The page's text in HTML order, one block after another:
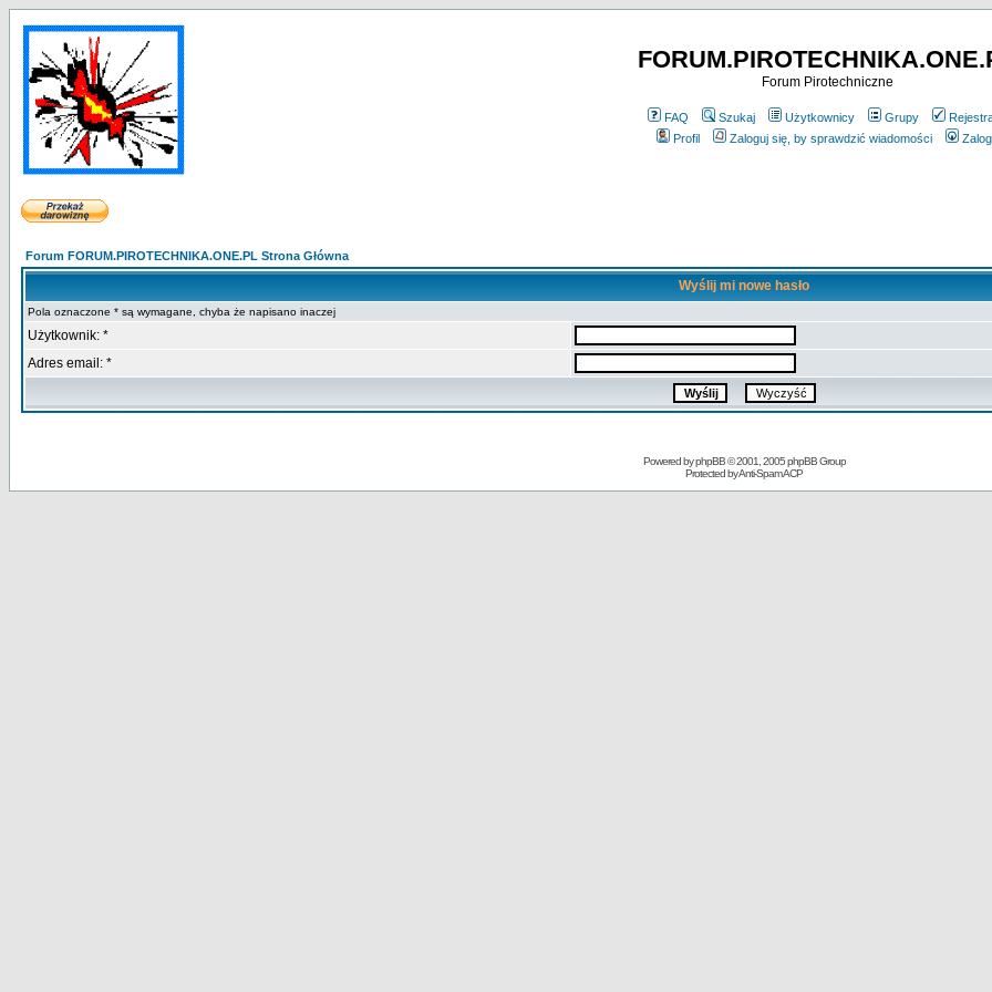
Forum Pirotechniczne
FAQ Szukaj Użytkownicy Grupy
Profil
Zaloguj się, by sprawdzić wiadomości
Forum FORUM.PIROTECHNIKA.ONE.PL Strona Główna
Wyślij mi nowe hasło
Pola oznaczone * są wymagane, chyba że napisano inaczej
Użytkownik: *
Adres email: *
Powered byphpBB© 2001, 2005 phpBB Group
Protected byAnti-Spam ACP